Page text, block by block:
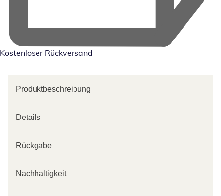
Kostenloser Rückversand
Produktbeschreibung
Details
Rückgabe
Nachhaltigkeit